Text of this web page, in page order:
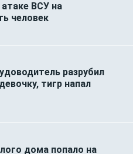
ВСУ на
человек
разрубил
тигр напал
дома попало на